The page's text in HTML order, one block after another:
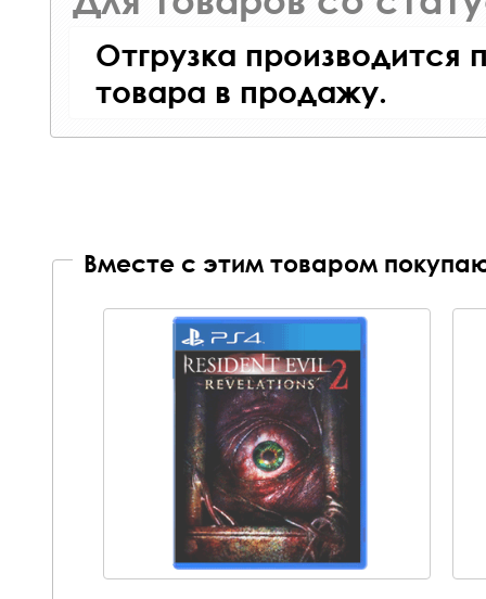
Отгрузка производится
товара в продажу.
Вместе с этим товаром